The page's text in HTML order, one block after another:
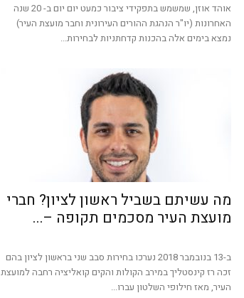
אוהד אוזן, שמשמש בתפקידי ציבור כמעט יום יום ב- 20 שנה
האחרונות (יו"ר הנהגת ההורים העירונית וחבר מועצת העיר)
נמצא בימים אלה בהכנות קדחתניות לבחירות...
מה עשיתם בשביל ראשון לציון? חברי
מועצת העיר מסכמים תקופה –...
ב-13 בנובמבר 2018 נערכו בחירות סבב שני בראשון לציון בהם
זכה רז קינסטליך במירב הקולות והקים קואליציה רחבה למועצת
העיר, מאז חילופי השלטון עברו...